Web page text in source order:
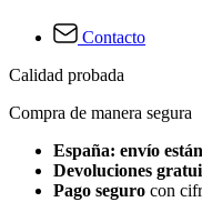
Contacto
Calidad probada
Compra de manera segura
España: envío
Devoluciones
Pago seguro con